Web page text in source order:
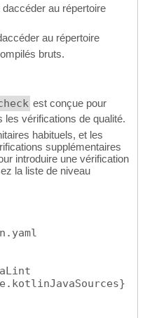
au répertoire
au répertoire
bruts.
est conçue pour
les vérifications de qualité.
habituels, et les
supplémentaires
introduire une vérification
la liste de niveau